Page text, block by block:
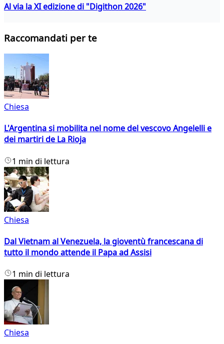
Al via la XI edizione di "Digithon 2026"
Raccomandati per te
Chiesa
L'Argentina si mobilita nel nome del vescovo Angelelli e
dei martiri de La Rioja
1 min di lettura
Chiesa
Dal Vietnam al Venezuela, la gioventù francescana di
tutto il mondo attende il Papa ad Assisi
1 min di lettura
Chiesa